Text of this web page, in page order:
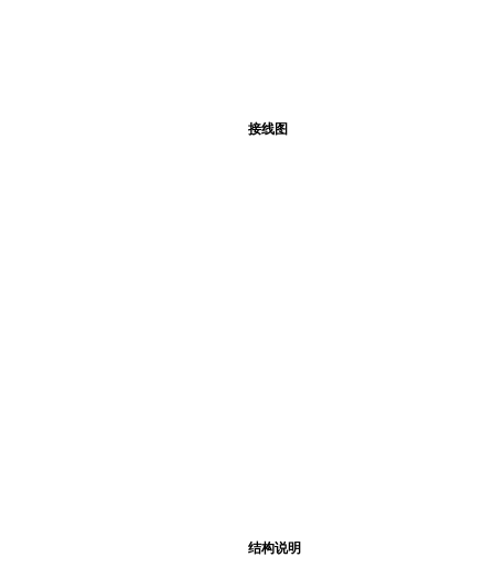
接线图
结构说明